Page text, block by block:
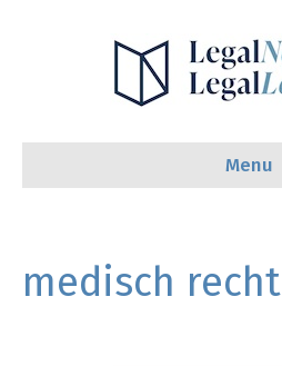
Menu
medisch recht